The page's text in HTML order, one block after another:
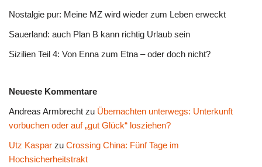
Nostalgie pur: Meine MZ wird wieder zum Leben erweckt
Sauerland: auch Plan B kann richtig Urlaub sein
Sizilien Teil 4: Von Enna zum Etna – oder doch nicht?
Neueste Kommentare
Andreas Armbrecht zu Übernachten unterwegs: Unterkunft
vorbuchen oder auf „gut Glück“ losziehen?
Utz Kaspar zu Crossing China: Fünf Tage im
Hochsicherheitstrakt